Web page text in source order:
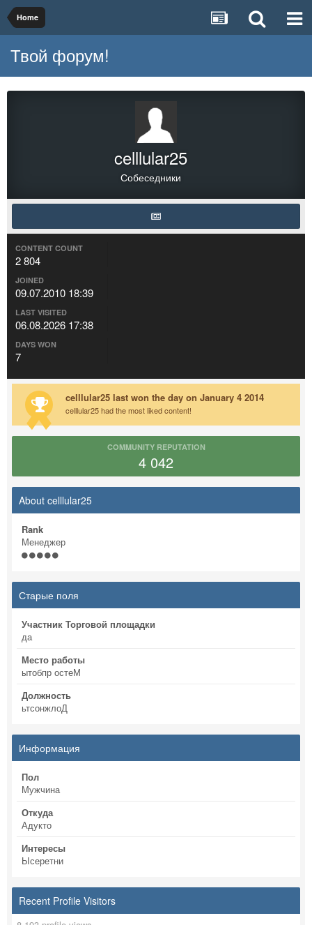
Home
Твой форум!
celllular25
Собеседники
CONTENT COUNT
2 804
JOINED
09.07.2010 18:39
LAST VISITED
06.08.2026 17:38
DAYS WON
7
celllular25 last won the day on January 4 2014
celllular25 had the most liked content!
COMMUNITY REPUTATION
4 042
About celllular25
Rank
Менеджер
Старые поля
Участник Торговой площадки
да
Место работы
ытобпр остеМ
Должность
ьтсонжлоД
Информация
Пол
Мужчина
Откуда
Адукто
Интересы
Ысеретни
Recent Profile Visitors